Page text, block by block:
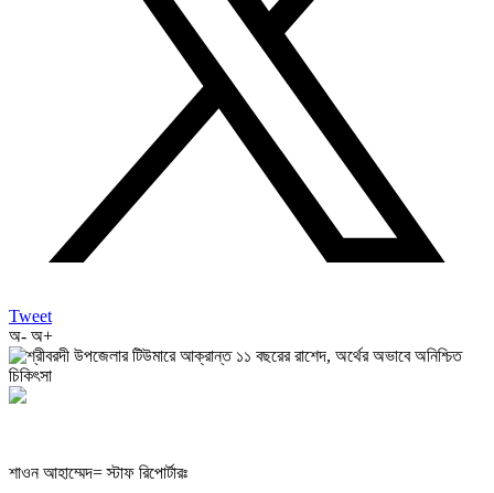
Tweet
অ- অ+
শাওন আহাম্মেদ= স্টাফ রিপোর্টারঃ